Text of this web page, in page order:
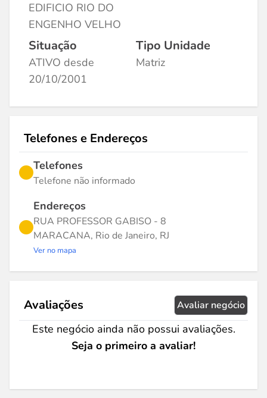
EDIFICIO RIO DO
ENGENHO VELHO
Situação
ATIVO desde
20/10/2001
Tipo Unidade
Matriz
Telefones e Endereços
Telefones
Telefone não informado
Endereços
RUA PROFESSOR GABISO - 8
MARACANA, Rio de Janeiro, RJ
Ver no mapa
Avaliações Avaliar negócio
Este negócio ainda não possui avaliações.
Seja o primeiro a avaliar!